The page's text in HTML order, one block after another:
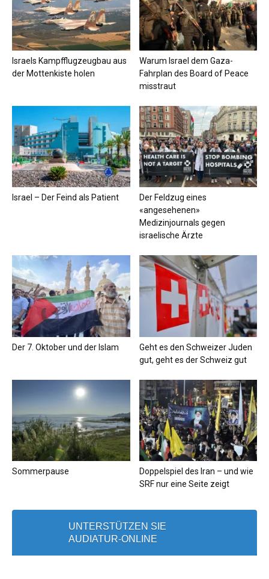
Israels Kampfflugzeugbau aus
der Mottenkiste holen
Warum Israel dem Gaza-
Fahrplan des Board of Peace
misstraut
Israel – Der Feind als Patient
Der Feldzug eines
«angesehenen»
Medizinjournals gegen
israelische Ärzte
Der 7. Oktober und der Islam
Geht es den Schweizer Juden
gut, geht es der Schweiz gut
Sommerpause
Doppelspiel des Iran – und wie
SRF nur eine Seite zeigt
UNTERSTÜTZEN SIE
AUDIATUR-ONLINE